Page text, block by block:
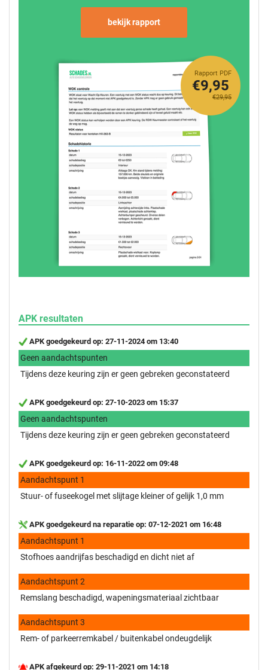
bekijk rapport
Rapport PDF
€29,95
€9,95
APK resultaten
APK goedgekeurd op: 27-11-2024 om 13:40
Geen aandachtspunten
Tijdens deze keuring zijn er geen gebreken geconstateerd
APK goedgekeurd op: 27-10-2023 om 15:37
Geen aandachtspunten
Tijdens deze keuring zijn er geen gebreken geconstateerd
APK goedgekeurd op: 16-11-2022 om 09:48
Aandachtspunt 1
Stuur- of fuseekogel met slijtage kleiner of gelijk 1,0 mm
APK goedgekeurd na reparatie op: 07-12-2021 om 16:48
Aandachtspunt 1
Stofhoes aandrijfas beschadigd en dicht niet af
Aandachtspunt 2
Remslang beschadigd, wapeningsmateriaal zichtbaar
Aandachtspunt 3
Rem- of parkeerremkabel / buitenkabel ondeugdelijk
APK afgekeurd op: 29-11-2021 om 14:18